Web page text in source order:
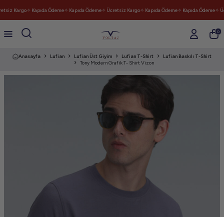
Kargo✧ Kapıda Ödeme✧ Kapıda Ödeme✧ Ücretsiz Kargo✧ Kapıda Ödeme✧ Kapıda Ödeme✧
0
Anasayfa Lufian Lufian Üst Giyim Lufian T-Shirt
Lufian Baskılı T-Shirt
Tony Modern Grafik T- Shirt Vizon